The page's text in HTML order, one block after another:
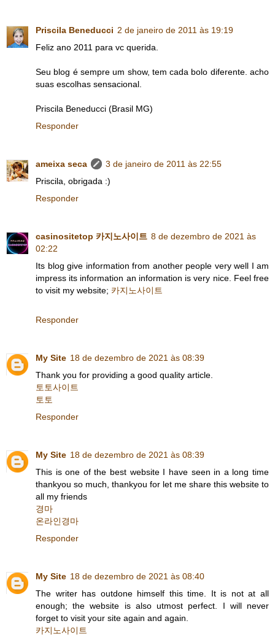
Priscila Beneducci 2 de janeiro de 2011 às 19:19
Feliz ano 2011 para vc querida.
Seu blog é sempre um show, tem cada bolo diferente. acho
suas escolhas sensacional.
Priscila Beneducci (Brasil MG)
Responder
ameixa seca
3 de janeiro de 2011 às 22:55
Priscila, obrigada :)
Responder
casinositetop 카지노사이트 8 de dezembro de 2021 às
02:22
Its blog give information from another people very well I am
impress its information an information is very nice. Feel free
to visit my website; 카지노사이트
Responder
My Site 18 de dezembro de 2021 às 08:39
Thank you for providing a good quality article.
토토사이트
토토
Responder
My Site 18 de dezembro de 2021 às 08:39
This is one of the best website I have seen in a long time
thankyou so much, thankyou for let me share this website to
all my friends
경마
온라인경마
Responder
My Site 18 de dezembro de 2021 às 08:40
The writer has outdone himself this time. It is not at all
enough; the website is also utmost perfect. I will never
forget to visit your site again and again.
카지노사이트